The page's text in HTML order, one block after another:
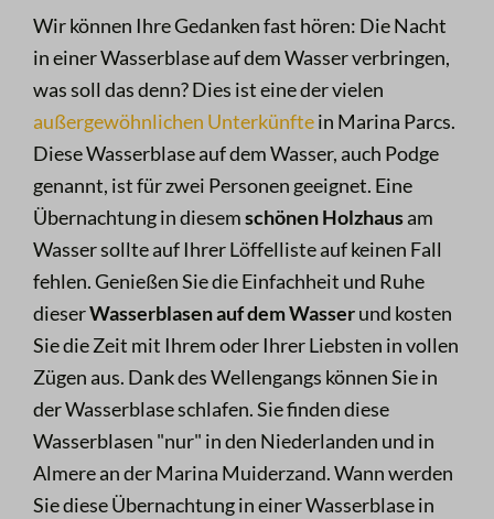
Wir können Ihre Gedanken fast hören: Die Nacht
in einer Wasserblase auf dem Wasser verbringen,
was soll das denn? Dies ist eine der vielen
außergewöhnlichen Unterkünftein Marina Parcs.
Diese Wasserblase auf dem Wasser, auch Podge
genannt, ist für zwei Personen geeignet. Eine
Übernachtung in diesemschönen Holzhausam
Wasser sollte auf Ihrer Löffelliste auf keinen Fall
fehlen. Genießen Sie die Einfachheit und Ruhe
dieserWasserblasen auf dem Wasserund kosten
Sie die Zeit mit Ihrem oder Ihrer Liebsten in vollen
Zügen aus. Dank des Wellengangs können Sie in
der Wasserblase schlafen. Sie finden diese
Wasserblasen "nur" in den Niederlanden und in
Almere an der Marina Muiderzand. Wann werden
Sie diese Übernachtung in einer Wasserblase in